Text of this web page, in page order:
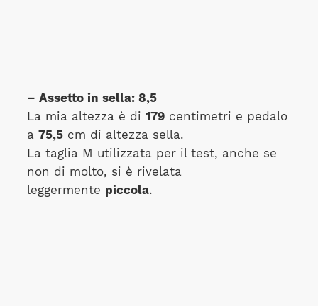
– Assetto in sella: 8,5
La mia altezza è di 179centimetri e pedalo
a 75,5cm di altezza sella.
La taglia M utilizzata per il test, anche se
non di molto, si è rivelata
leggermente piccola.